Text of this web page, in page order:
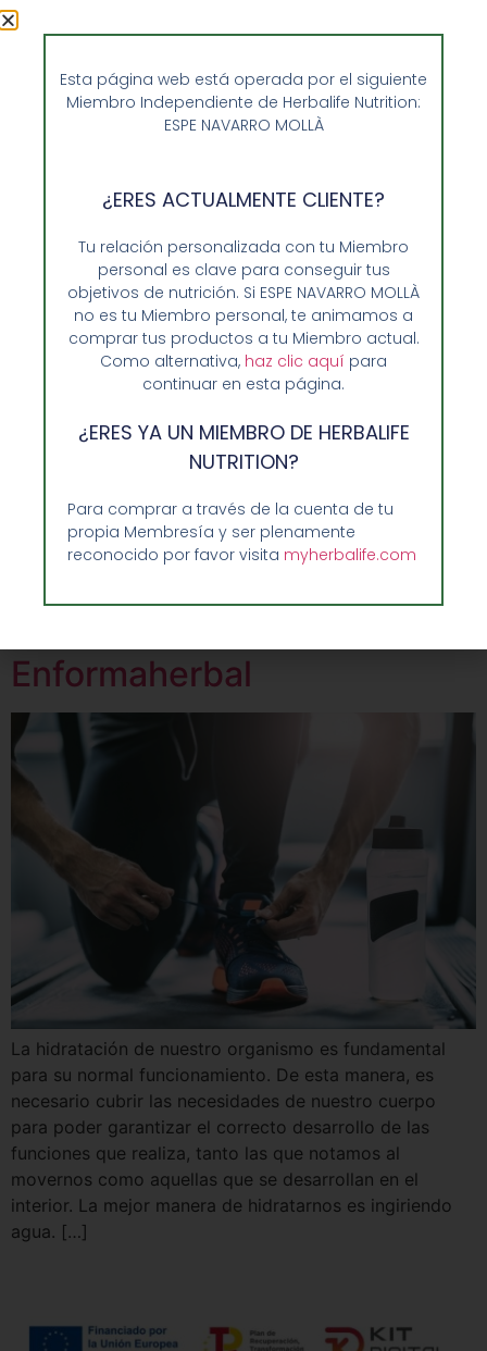
Cinco trucos para estar
guapa
Lejos de desanimarte, lo que debes hacer para sentirte
que desde Enformaherbal hemos redactado. Pequeñas
estrategias que te ayudarán a sentir mejor y que te
acercarán a una vida más sana, tanto en lo que se
Enformaherbal
La hidratación de nuestro organismo es fundamental
para su normal funcionamiento. De esta manera, es
necesario cubrir las necesidades de nuestro cuerpo
para poder garantizar el correcto desarrollo de las
funciones que realiza, tanto las que notamos al
movernos como aquellas que se desarrollan en el
interior. La mejor manera de hidratarnos es ingiriendo
agua. […]
Esta página web está operada por el siguiente
Miembro Independiente de Herbalife Nutrition:
ESPE NAVARRO MOLLÀ
¿ERES ACTUALMENTE CLIENTE?
Tu relación personalizada con tu Miembro
personal es clave para conseguir tus
objetivos de nutrición. Si ESPE NAVARRO MOLLÀ
no es tu Miembro personal, te animamos a
comprar tus productos a tu Miembro actual.
Como alternativa, haz clic aquí para
continuar en esta página.
¿ERES YA UN MIEMBRO DE HERBALIFE
NUTRITION?
Para comprar a través de la cuenta de tu
propia Membresía y ser plenamente
reconocido por favor visita myherbalife.com